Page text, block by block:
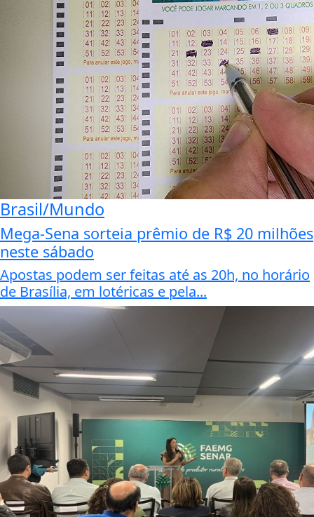
Brasil/Mundo
Mega-Sena sorteia prêmio de R$ 20 milhões
neste sábado
Apostas podem ser feitas até as 20h, no horário
de Brasília, em lotéricas e pela...